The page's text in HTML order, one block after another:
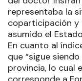
representaba la
coparticipación y
asumido el
En cuanto al
que “sigue
provincia, lo cual